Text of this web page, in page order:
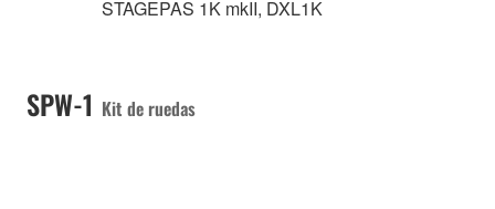
STAGEPAS 1K mkII, DXL1K
SPW-1 Kit de ruedas